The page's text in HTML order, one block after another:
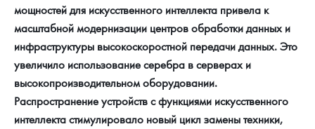
мощностей для искусственного интеллекта привела к
масштабной модернизации центров обработки данных и
инфраструктуры высокоскоростной передачи данных. Это
увеличило использование серебра в серверах и
высокопроизводительном оборудовании.
Распространение устройств с функциями искусственного
интеллекта стимулировало новый цикл замены техники,